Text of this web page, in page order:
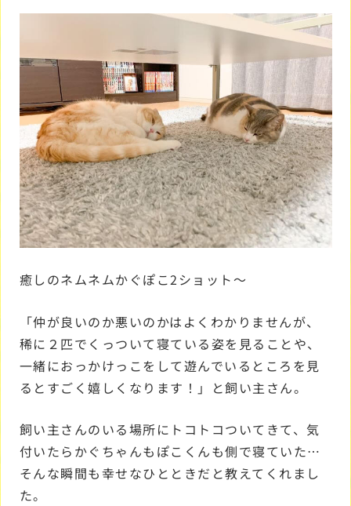
癒しのネムネムかぐぽこ2ショット～
「仲が良いのか悪いのかはよくわかりませんが、
稀に２匹でくっついて寝ている姿を見ることや、
一緒におっかけっこをして遊んでいるところを見
るとすごく嬉しくなります！」と飼い主さん。
飼い主さんのいる場所にトコトコついてきて、気
付いたらかぐちゃんもぽこくんも側で寝ていた…
そんな瞬間も幸せなひとときだと教えてくれまし
た。